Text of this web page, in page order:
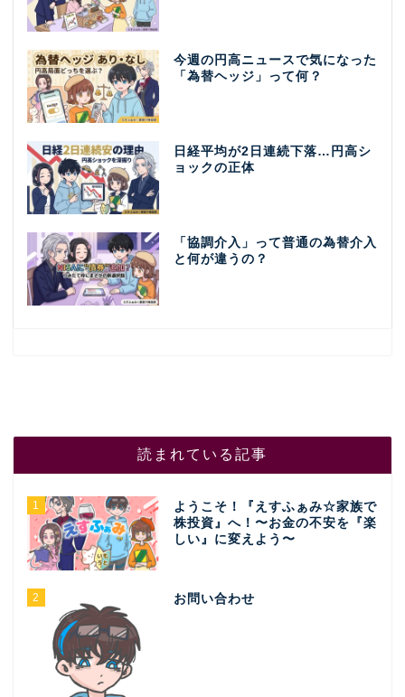
今週の円高ニュースで気になった
「為替ヘッジ」って何？
日経平均が2日連続下落…円高シ
ョックの正体
「協調介入」って普通の為替介入
と何が違うの？
読まれている記事
1
ようこそ！『えすふぁみ☆家族で
株投資』へ！〜お金の不安を『楽
しい』に変えよう〜
2 お問い合わせ